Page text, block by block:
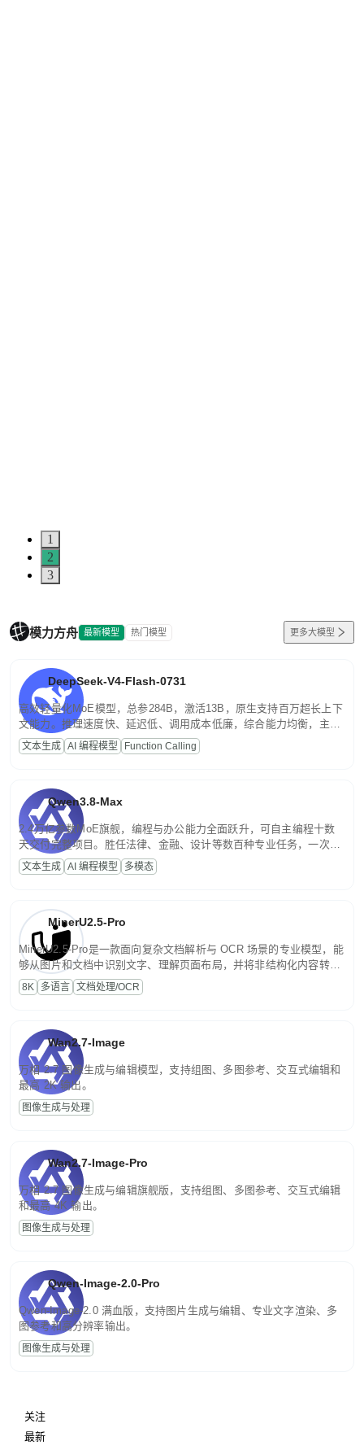
1
2
3
模力方舟 最新模型 热门模型 更多大模型
DeepSeek-V4-Flash-0731
高效轻量化MoE模型，总参284B，激活13B，原生支持百万超长上下
文能力。推理速度快、延迟低、调用成本低廉，综合能力均衡，主打
高并发、轻量化任务，适合日常对话、内容创作、基础 RAG、批量
文案处理等普惠刚需场景。
文本生成 AI 编程模型 Function Calling
Qwen3.8-Max
2.4万亿参数MoE旗舰，编程与办公能力全面跃升，可自主编程十数
天交付完整项目。胜任法律、金融、设计等数百种专业任务，一次对
话端到端交付生产级成果。原生视觉理解贯穿规划、执行与验证全流
程，支持超长文档与长视频的深度语义解析。长程任务中自主规划与
文本生成 AI 编程模型 多模态
MinerU2.5-Pro
MinerU2.5-Pro是一款面向复杂文档解析与 OCR 场景的专业模型，能
够从图片和文档中识别文字、理解页面布局，并将非结构化内容转换
为便于存储、检索和二次处理的结构化结果。
8K 多语言 文档处理/OCR
Wan2.7-Image
万相 2.7 图像生成与编辑模型，支持组图、多图参考、交互式编辑和
最高 2K 输出。
图像生成与处理
Wan2.7-Image-Pro
万相 2.7 图像生成与编辑旗舰版，支持组图、多图参考、交互式编辑
和最高 4K 输出。
图像生成与处理
Qwen-Image-2.0-Pro
Qwen-Image-2.0 满血版，支持图片生成与编辑、专业文字渲染、多
图参考和高分辨率输出。
图像生成与处理
关注
最新